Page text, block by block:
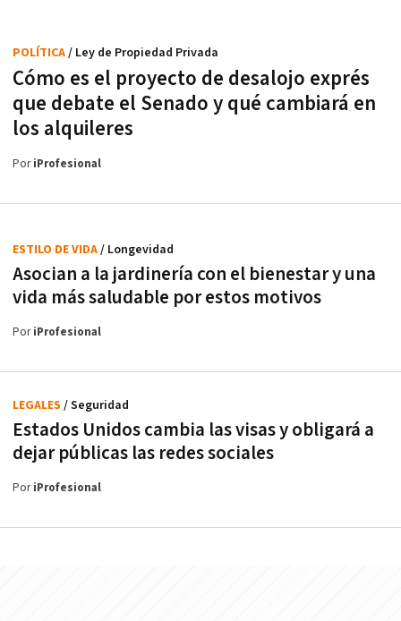
Cómo es el proyecto de desalojo exprés
que debate el Senado y qué cambiará en
los alquileres
POLÍTICA/ Ley de Propiedad Privada
PoriProfesional
Asocian a la jardinería con el bienestar y una
vida más saludable por estos motivos
ESTILO DE VIDA/ Longevidad
PoriProfesional
Estados Unidos cambia las visas y obligará a
dejar públicas las redes sociales
LEGALES / Seguridad
PoriProfesional